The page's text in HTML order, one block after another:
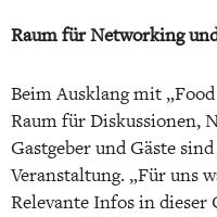
Raum für Networking
Beim Ausklang mit
Raum für Diskussionen,
Gastgeber und Gäste
Veranstaltung. „Für uns
Relevante Infos in